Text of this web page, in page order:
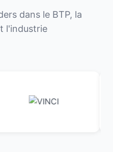
dans le BTP, la
l'industrie